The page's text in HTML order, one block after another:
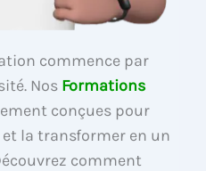
commence par
Nos Formations
conçues pour
la transformer en un
comment